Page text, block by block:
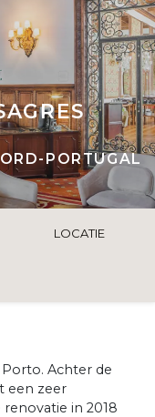
PORTUGAL
LOCATIE
Achter de
een zeer
in 2018